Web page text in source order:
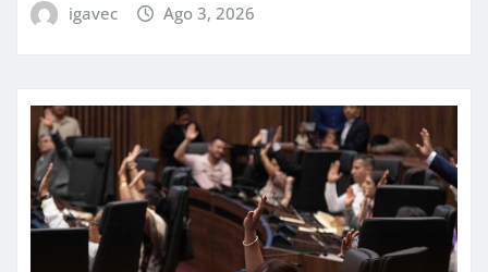
igavec Ago 3, 2026